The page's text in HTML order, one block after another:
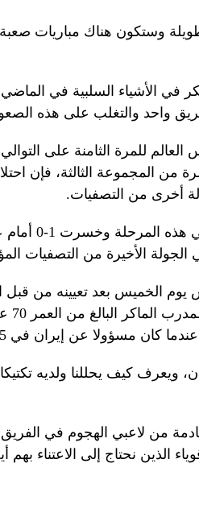
طويلة وستكون هناك مباريات
في الأشياء السلبية في
واحد والتغلب على هذه
العالم للمرة الثامنة على
من المجموعة الثالثة، فإن
أخرى من التصفيات.
لدى اليابان سجل حافل
الأخيرة من التصفيات
يوم الخميس بعد تعيينه من
كان مسؤولا عن إيران في 2005.
ويعرف كيف يحللنا ولديه
من لاعبي الهجوم في
الذين نحتاج إلى الاعتناء بهم